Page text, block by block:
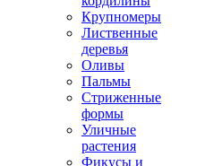
Крупномеры
Лиственные
деревья
Оливы
Пальмы
Стриженные
формы
Уличные
растения
Фикусы и